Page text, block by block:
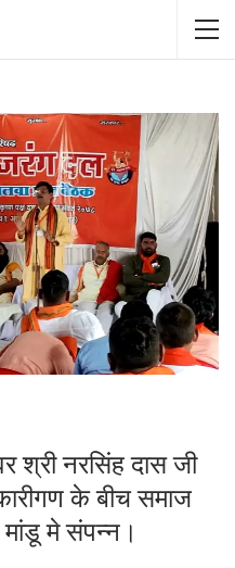
श्री नरसिंह दास जी
के बीच समाज
मे संपन्न।